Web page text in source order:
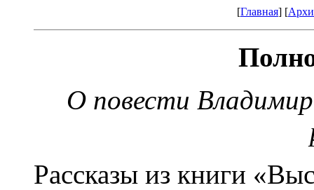
[Главная] [
О повести
Рассказы из книги